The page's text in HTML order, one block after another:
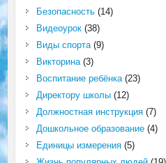
Безопасность(14)
Видеоурок(38)
Виды спорта(9)
Викторина(3)
Воспитание ребёнка(23)
Директору школы(12)
Должностная инструкция(7)
Дошкольное образование(4)
Единицы измерения(5)